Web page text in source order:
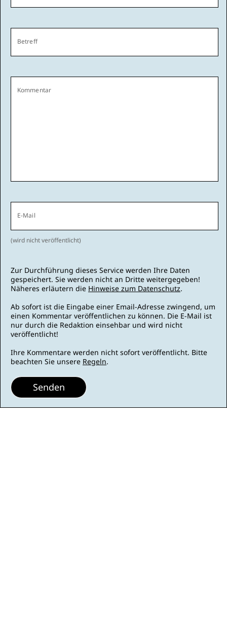
Betreff
Kommentar
E-Mail
(wird nicht veröffentlicht)
Zur Durchführung dieses Service werden Ihre Daten
gespeichert. Sie werden nicht an Dritte weitergegeben!
Näheres erläutern die Hinweise zum Datenschutz.
Ab sofort ist die Eingabe einer Email-Adresse zwingend, um
einen Kommentar veröffentlichen zu können. Die E-Mail ist
nur durch die Redaktion einsehbar und wird nicht
veröffentlicht!
Ihre Kommentare werden nicht sofort veröffentlicht. Bitte
beachten Sie unsere Regeln.
Senden